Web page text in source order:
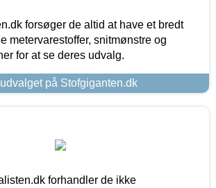
forsøger de altid at have et bredt
metervarestoffer, snitmønstre og
for at se deres udvalg.
på Stofgiganten.dk
forhandler de ikke